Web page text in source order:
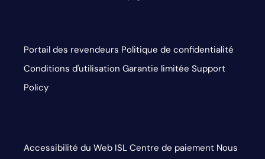
Portail des revendeurs Politique de confidentialité
Conditions d'utilisation Garantie limitée Support
Policy
Accessibilité du Web ISL Centre de paiement Nous